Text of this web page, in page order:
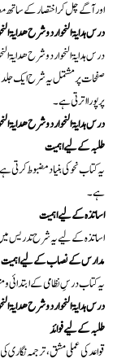
اور آگے چل کر اختصار کے ساتھ
درس ہدایۃ النحو اردو شرح ھدایۃ
صفحات پر مشتمل یہ شرح ایک جلد
پر پورا اترتی ہے۔
درس ہدایۃ النحو اردو شرح ھدایۃ
طلبہ کے لیے اہمیت
یہ کتاب نحو کی بنیاد مضبوط کرتی
ہے۔
اساتذہ کے لیے اہمیت
اساتذہ کے لیے یہ شرح تدریس
مدارس کے نصاب کے لیے اہمیت
یہ کتاب درسِ نظامی کے
درس ہدایۃ النحو اردو شرح ھدایۃ
طلبہ کے لیے فوائد
قواعد کی عملی مشق، ترجمہ نگاری